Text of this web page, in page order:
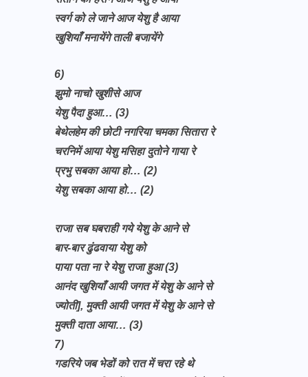
स्वर्ग को ले जाने आज येशु है आया
खुशियाँ मनायेंगे ताली बजायेंगे
6)
झुमो नाचो खुशीसे आज
येशु पैदा हुआ… (3)
बेथेलहेम की छोटी नगरिया चमका सितारा रे
चरनिमें आया येशु मसिहा दुतोने गाया रे
प्रभु सबका आया हो… (2)
येशु सबका आया हो… (2)
राजा सब घबराही गये येशु के आने से
बार-बार ढुंढवाया येशु को
पाया पता ना रे येशु राजा हुआ (3)
आनंद खुशियाँ आयी जगत में येशु के आने से
ज्योती], मुक्ती आयी जगत में येशु के आने से
मुक्ती दाता आया… (3)
7)
गडरिये जब भेडों को रात में चरा रहे थे